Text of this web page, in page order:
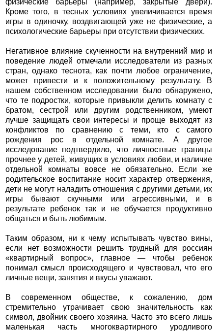
физические барьеры (например, закрытые двери).
Кроме того, в тесных условиях увеличивается время
игры в одиночку, воздвигающей уже не физические, а
психологические барьеры при отсутствии физических.
Негативное влияние скученности на внутренний мир и
поведение людей отмечали исследователи из разных
стран, однако теснота, как почти любое ограничение,
может привести и к положительному результату. В
нашем собственном исследовании было обнаружено,
что те подростки, которые привыкли делить комнату с
братом, сестрой или другим родственником, умеют
лучше защищать свои интересы и проще выходят из
конфликтов по сравнению с теми, кто с самого
рождения рос в отдельной комнате. А другое
исследование подтвердило, что личностные границы
прочнее у детей, живущих в условиях любви, и наличие
отдельной комнаты вовсе не обязательно. Если же
родительское воспитание носит характер отвержения,
дети не могут наладить отношения с другими детьми, их
игры бывают скучными или агрессивными, и в
результате ребенок так и не обучается продуктивно
общаться и быть любимым.
Таким образом, ни к чему испытывать чувство вины,
если нет возможности решить трудный для россиян
«квартирный вопрос», главное — чтобы ребенок
понимал смысл происходящего и чувствовал, что его
личные вещи, занятия и вкусы уважают.
В современном обществе, к сожалению, дом
стремительно утрачивает свою значительность как
символ, двойник своего хозяина. Часто это всего лишь
маленькая часть многоквартирного уродливого